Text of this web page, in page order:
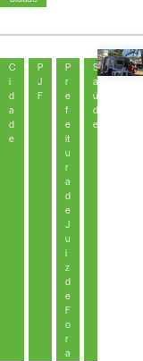
C
i
d
a
d
e
P
J
F
P
r
e
f
e
it
u
r
a
d
e
J
u
i
z
d
e
F
o
r
a
S
a
ú
d
e